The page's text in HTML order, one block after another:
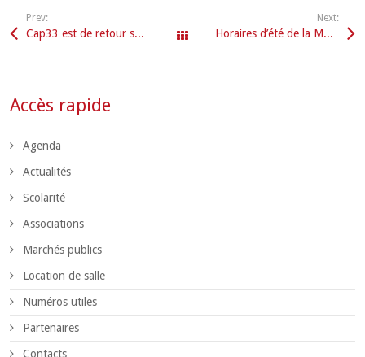
Prev:
Cap33 est de retour sur le territoire de Convergence Garonne ! Tous les articles
Next:
Horaires d’été de la Mairie – Juillet / Août 2026
Accès rapide
Agenda
Actualités
Scolarité
Associations
Marchés publics
Location de salle
Numéros utiles
Partenaires
Contacts